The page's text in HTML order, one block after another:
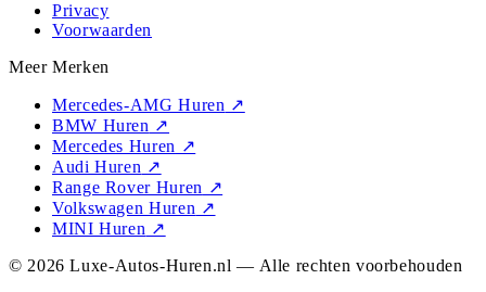
Privacy
Voorwaarden
Meer Merken
Mercedes-AMG Huren ↗
BMW Huren ↗
Mercedes Huren ↗
Audi Huren ↗
Range Rover Huren ↗
Volkswagen Huren ↗
MINI Huren ↗
© 2026 Luxe-Autos-Huren.nl — Alle rechten voorbehouden